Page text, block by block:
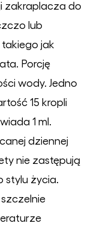
zakraplacza do
lub
jak
Porcję
wody. Jedno
15 kropli
1 ml.
dziennej
nie zastępują
życia.